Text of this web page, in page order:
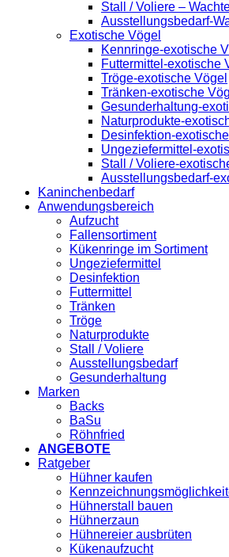
Stall / Voliere –
Ausstellungsbedarf-
Exotische Vögel
Kennringe-exotische
Futtermittel-exotische
Tröge-exotische Vögel
Tränken-exotische
Gesunderhaltung-
Naturprodukte-
Desinfektion-
Ungeziefermittel-
Stall / Voliere-
Ausstellungsbedarf-
Kaninchenbedarf
Anwendungsbereich
Aufzucht
Fallensortiment
Kükenringe im Sortiment
Ungeziefermittel
Desinfektion
Futtermittel
Tränken
Tröge
Naturprodukte
Stall / Voliere
Ausstellungsbedarf
Gesunderhaltung
Marken
Backs
BaSu
Röhnfried
ANGEBOTE
Ratgeber
Hühner kaufen
Hühnerstall bauen
Hühnerzaun
Hühnereier ausbrüten
Kükenaufzucht